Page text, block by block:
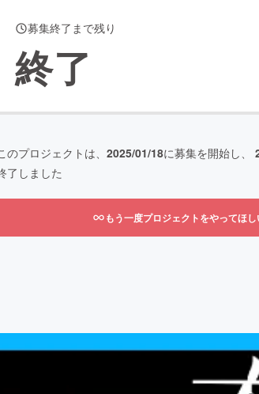
募集終了まで残り
終了
のプロジェクトは、 2025/01/18に募集を開始し、
了しました
もう一度プロジェクトをやってほ